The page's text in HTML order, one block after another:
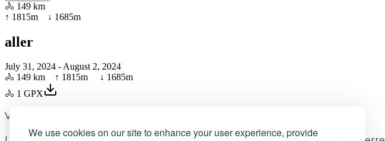
We use cookies on our site to enhance your user experience, provide
🚴 149 km
↑ 1815m ↓ 1685m
aller
July 31, 2024 - August 2, 2024
🚴 149 km ↑ 1815m ↓ 1685m
🚴 1 GPX
Velo de route c'est un peu compliqué (petits passages graviers).